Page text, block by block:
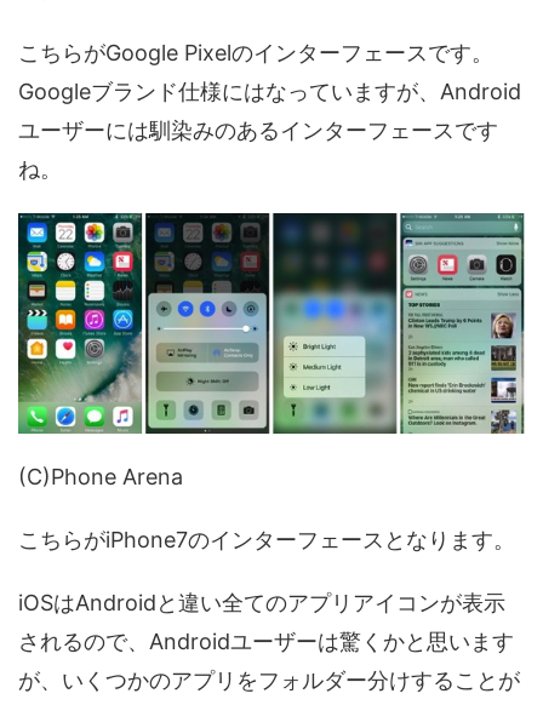
こちらがGoogle Pixelのインターフェースです。
Googleブランド仕様にはなっていますが、Android
ユーザーには馴染みのあるインターフェースです
ね。
(C)Phone Arena
こちらがiPhone7のインターフェースとなります。
iOSはAndroidと違い全てのアプリアイコンが表示
されるので、Androidユーザーは驚くかと思います
が、いくつかのアプリをフォルダー分けすることが